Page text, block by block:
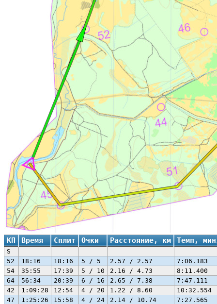
КП Время Сплит Очки Расстояние, км Темп,
S
52
18:16 18:16 5 / 5 2.57 / 2.57
7:06.183
54
35:55 17:39 5 / 10 2.16 / 4.73
8:11.400
64
56:34 20:39 6 / 16 2.65 / 7.38
7:47.111
42
1:09:28 12:54 4 / 20 1.22 / 8.60
10:32.554
47
1:25:26 15:58 4 / 24 2.14 / 10.74 7:27.565